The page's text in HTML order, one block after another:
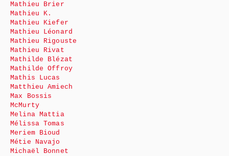
Mathieu Brier
Mathieu K.
Mathieu Kiefer
Mathieu Léonard
Mathieu Rigouste
Mathieu Rivat
Mathilde Blézat
Mathilde Offroy
Mathis Lucas
Matthieu Amiech
Max Bossis
McMurty
Melina Mattia
Mélissa Tomas
Meriem Bioud
Métie Navajo
Michaël Bonnet